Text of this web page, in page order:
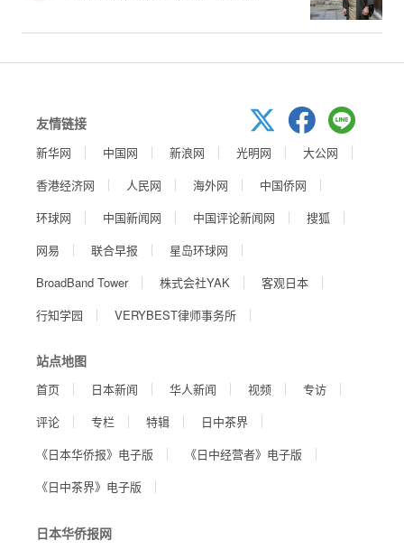
友情链接
新华网 中国网 新浪网 光明网
大公网
香港经济网
人民网 海外网
中国侨网
环球网
中国新闻网 中国评论新闻网
搜狐
网易
联合早报
星岛环球网
BroadBand Tower
株式会社YAK
客观日本
行知学园
VERYBEST律师事务所
站点地图
首页 日本新闻 华人新闻 视频
专访
评论
专栏 特辑
日中茶界
《日本华侨报》电子版
《日中经营者》电子版
《日中茶界》电子版
日本华侨报网